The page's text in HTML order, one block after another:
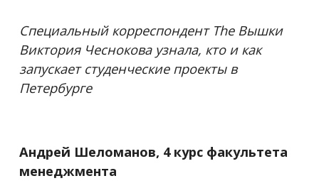
Специальный корреспондент The Вышки
Виктория Чеснокова узнала, кто и как
запускает студенческие проекты в
Петербурге
Андрей Шеломанов, 4 курс факультета
менеджмента